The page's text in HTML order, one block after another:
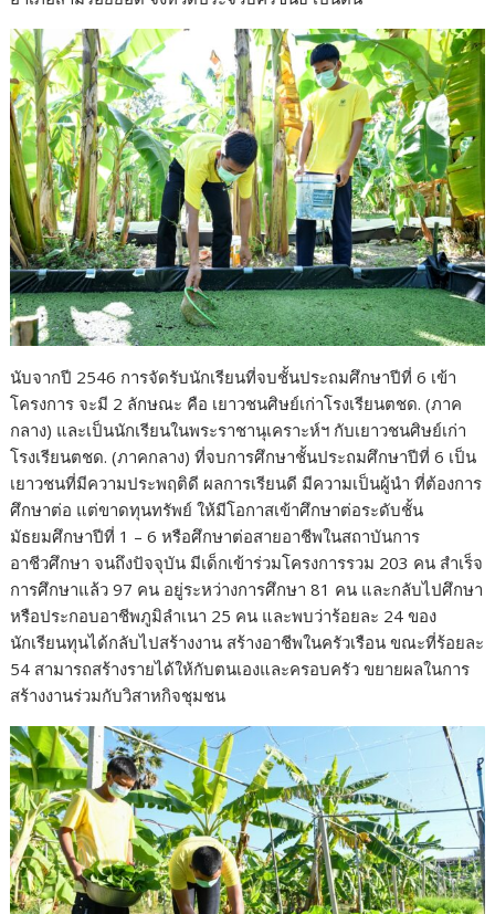
นับจากปี 2546 การจัดรับนักเรียนที่จบชั้นประถมศึกษาปีที่ 6 เข้า
โครงการ จะมี 2 ลักษณะ คือ เยาวชนศิษย์เก่าโรงเรียนตชด. (ภาค
กลาง) และเป็นนักเรียนในพระราชานุเคราะห์ฯ กับเยาวชนศิษย์เก่า
โรงเรียนตชด. (ภาคกลาง) ที่จบการศึกษาชั้นประถมศึกษาปีที่ 6 เป็น
เยาวชนที่มีความประพฤติดี ผลการเรียนดี มีความเป็นผู้นำ ที่ต้องการ
ศึกษาต่อ แต่ขาดทุนทรัพย์ ให้มีโอกาสเข้าศึกษาต่อระดับชั้น
มัธยมศึกษาปีที่ 1 – 6 หรือศึกษาต่อสายอาชีพในสถาบันการ
อาชีวศึกษา จนถึงปัจจุบัน มีเด็กเข้าร่วมโครงการรวม 203 คน สำเร็จ
การศึกษาแล้ว 97 คน อยู่ระหว่างการศึกษา 81 คน และกลับไปศึกษา
หรือประกอบอาชีพภูมิลำเนา 25 คน และพบว่าร้อยละ 24 ของ
นักเรียนทุนได้กลับไปสร้างงาน สร้างอาชีพในครัวเรือน ขณะที่ร้อยละ
54 สามารถสร้างรายได้ให้กับตนเองและครอบครัว ขยายผลในการ
สร้างงานร่วมกับวิสาหกิจชุมชน